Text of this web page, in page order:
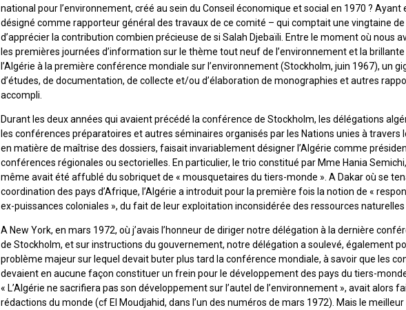
national pour l’environnement, créé au sein du Conseil économique et social en 1970 ? Ayant
désigné comme rapporteur général des travaux de ce comité – qui comptait une vingtaine
d’apprécier la contribution combien précieuse de si Salah Djebaïli. Entre le moment où nous
les premières journées d’information sur le thème tout neuf de l’environnement et la
l’Algérie à la première conférence mondiale sur l’environnement (Stockholm, juin 1967), un
d’études, de documentation, de collecte et/ou d’élaboration de monographies et autres
accompli.
Durant les deux années qui avaient précédé la conférence de Stockholm, les délégations
les conférences préparatoires et autres séminaires organisés par les Nations unies à travers
en matière de maîtrise des dossiers, faisait invariablement désigner l’Algérie comme
conférences régionales ou sectorielles. En particulier, le trio constitué par Mme Hania
même avait été affublé du sobriquet de « mousquetaires du tiers-monde ». A Dakar où se
coordination des pays d’Afrique, l’Algérie a introduit pour la première fois la notion de «
ex-puissances coloniales », du fait de leur exploitation inconsidérée des ressources naturelles
A New York, en mars 1972, où j’avais l’honneur de diriger notre délégation à la dernière
de Stockholm, et sur instructions du gouvernement, notre délégation a soulevé, également
problème majeur sur lequel devait buter plus tard la conférence mondiale, à savoir que les
devaient en aucune façon constituer un frein pour le développement des pays du tiers-
« L’Algérie ne sacrifiera pas son développement sur l’autel de l’environnement », avait alors
rédactions du monde (cf EI Moudjahid, dans l’un des numéros de mars 1972). Mais le